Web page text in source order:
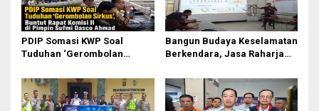
PDIP Somasi KWP Soal
Tuduhan ‘Gerombolan
II Dipimpin Sufmi Dasco
Ahmad
Bangun Budaya Keselamatan
Berkendara, Jasa Raharja
Pasifik Medan Industri